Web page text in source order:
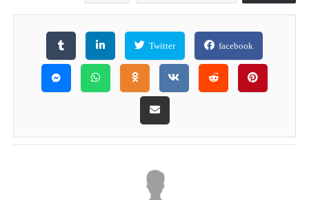
facebook
Twitter